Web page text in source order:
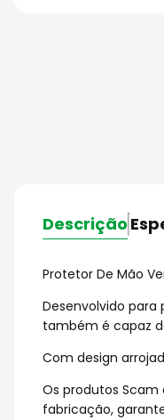
Descrição
Protetor De Mão
Desenvolvido
também é capaz
Com design
Os produtos
fabricação,